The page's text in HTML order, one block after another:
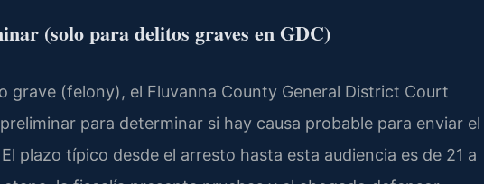
(solo para delitos graves en GDC)
grave (felony), el Fluvanna County General District Court
para determinar si hay causa probable para enviar el
plazo típico desde el arresto hasta esta audiencia es de 21 a